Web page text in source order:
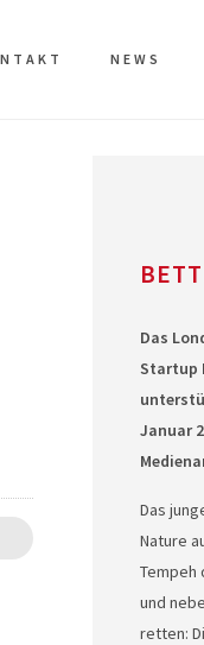
NEWS
Das
Startup
Januar
Das
Nature
Tempeh
und
retten: